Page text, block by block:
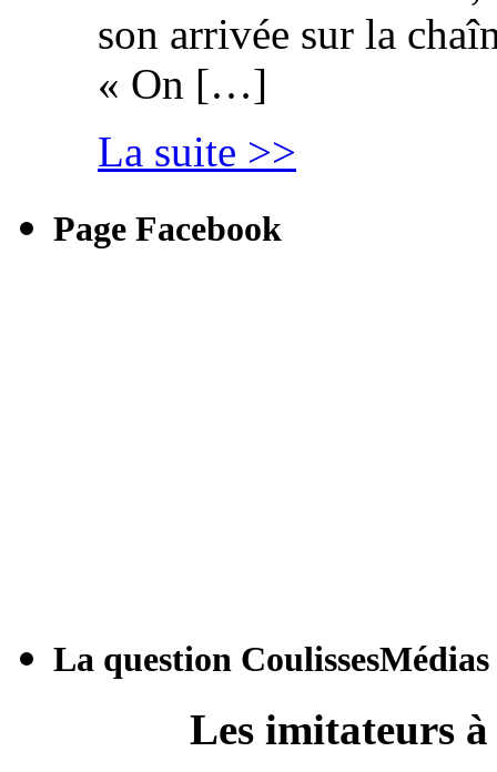
son arrivée sur la
« On […]
La suite >>
Page Facebook
La question CoulissesMédias
Les imitateurs